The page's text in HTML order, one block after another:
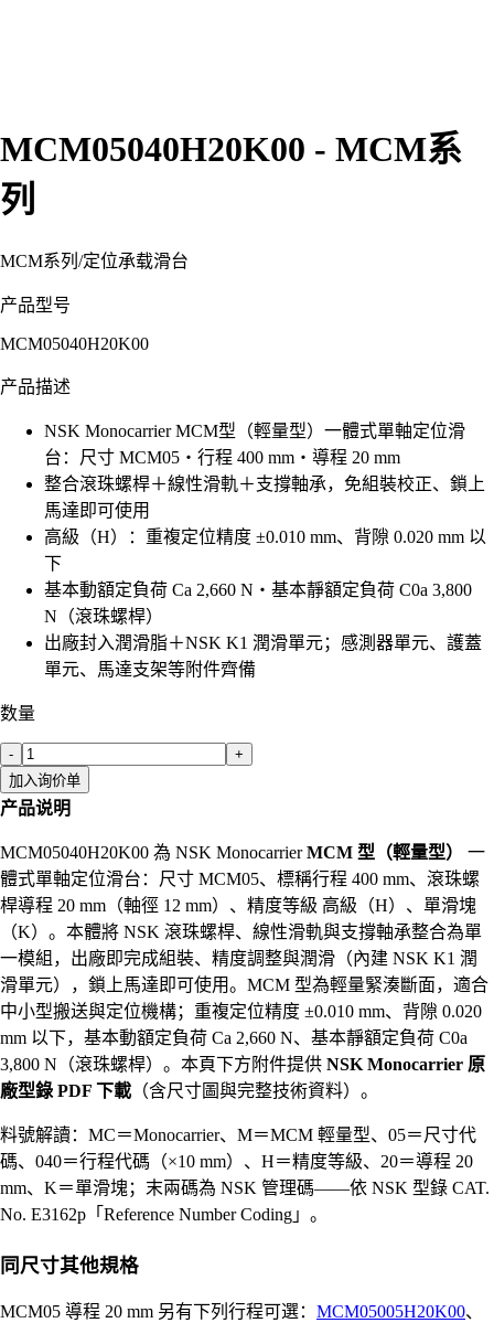
MCM05040H20K00 - MCM系
列
MCM系列 /定位承载滑台
产品型号
MCM05040H20K00
产品描述
NSK Monocarrier MCM型（輕量型）一體式單軸定位滑
台：尺寸 MCM05・行程 400 mm・導程 20 mm
整合滾珠螺桿＋線性滑軌＋支撐軸承，免組裝校正、鎖上
馬達即可使用
高級（H）：重複定位精度 ±0.010 mm、背隙 0.020 mm 以
下
基本動額定負荷 Ca 2,660 N・基本靜額定負荷 C0a 3,800
N（滾珠螺桿）
出廠封入潤滑脂＋NSK K1 潤滑單元；感測器單元、護蓋
單元、馬達支架等附件齊備
数量
-
+
加入询价单
产品说明
MCM05040H20K00 為 NSK MonocarrierMCM 型（輕量型）
一
體式單軸定位滑台：尺寸 MCM05、標稱行程 400 mm、滾珠螺
桿導程 20 mm（軸徑 12 mm）、精度等級 高級（H）、單滑塊
（K）。本體將 NSK 滾珠螺桿、線性滑軌與支撐軸承整合為單
一模組，出廠即完成組裝、精度調整與潤滑（內建 NSK K1 潤
滑單元），鎖上馬達即可使用。MCM 型為輕量緊湊斷面，適合
中小型搬送與定位機構；重複定位精度 ±0.010 mm、背隙 0.020
mm 以下，基本動額定負荷 Ca 2,660 N、基本靜額定負荷 C0a
3,800 N（滾珠螺桿）。本頁下方附件提供 NSK Monocarrier 原
廠型錄 PDF 下載 （含尺寸圖與完整技術資料）。
料號解讀：MC＝Monocarrier、M＝MCM 輕量型、05＝尺寸代
碼、040＝行程代碼（×10 mm）、H＝精度等級、20＝導程 20
mm、K＝單滑塊；末兩碼為 NSK 管理碼——依 NSK 型錄 CAT.
No. E3162p「Reference Number Coding」。
同尺寸其他規格
MCM05 導程 20 mm 另有下列行程可選： MCM05005H20K00、